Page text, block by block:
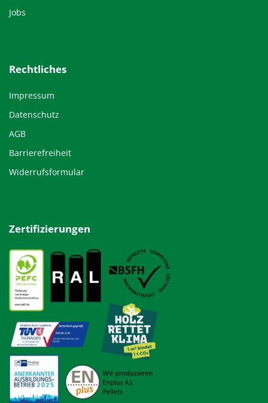
Jobs
Rechtliches
Impressum
Datenschutz
AGB
Barrierefreiheit
Widerrufsformular
Zertifizierungen